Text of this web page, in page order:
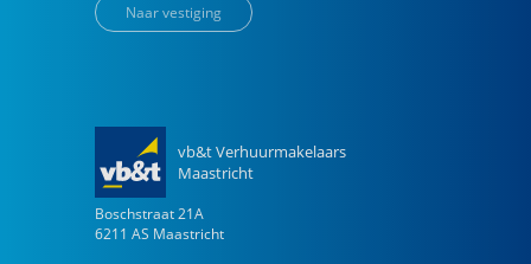
Naar vestiging
vb&t Verhuurmakelaars
Maastricht
Boschstraat 21A
6211 AS Maastricht